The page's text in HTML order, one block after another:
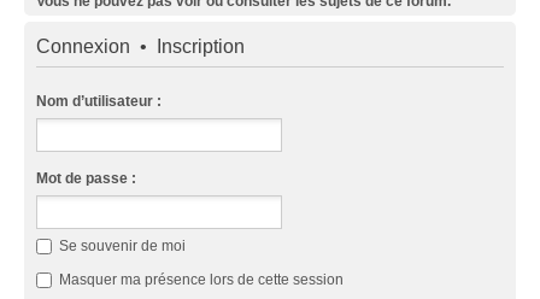
Connexion • Inscription
Nom d’utilisateur :
Mot de passe :
Se souvenir de moi
Masquer ma présence lors de cette session